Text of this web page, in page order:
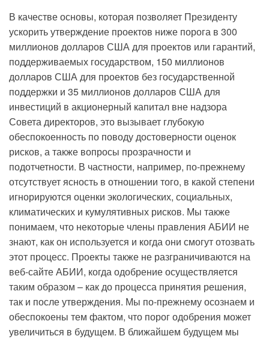
В качестве основы, которая позволяет Президенту
ускорить утверждение проектов ниже порога в 300
миллионов долларов США для проектов или гарантий,
поддерживаемых государством, 150 миллионов
долларов США для проектов без государственной
поддержки и 35 миллионов долларов США для
инвестиций в акционерный капитал вне надзора
Совета директоров, это вызывает глубокую
обеспокоенность по поводу достоверности оценок
рисков, а также вопросы прозрачности и
подотчетности. В частности, например, по-прежнему
отсутствует ясность в отношении того, в какой степени
игнорируются оценки экологических, социальных,
климатических и кумулятивных рисков. Мы также
понимаем, что некоторые члены правления АБИИ не
знают, как он используется и когда они смогут отозвать
этот процесс. Проекты также не разграничиваются на
веб-сайте АБИИ, когда одобрение осуществляется
таким образом – как до процесса принятия решения,
так и после утверждения. Мы по-прежнему осознаем и
обеспокоены тем фактом, что порог одобрения может
увеличиться в будущем. В ближайшем будущем мы